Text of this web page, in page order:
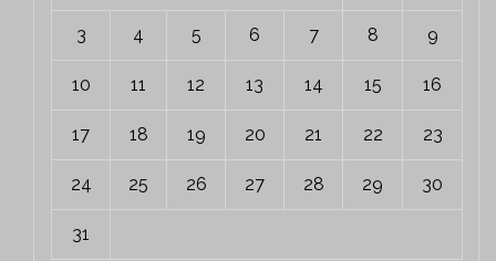
3 4 5 6 7 8 9
10 11 12 13 14 15 16
17 18 19 20 21 22 23
24 25 26 27 28 29 30
31